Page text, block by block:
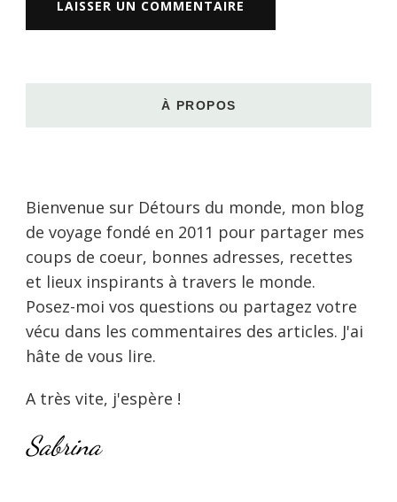
À PROPOS
Bienvenue sur Détours du monde, mon blog
de voyage fondé en 2011 pour partager mes
coups de coeur, bonnes adresses, recettes
et lieux inspirants à travers le monde.
Posez-moi vos questions ou partagez votre
vécu dans les commentaires des articles. J'ai
hâte de vous lire.
A très vite, j'espère !
Sabrina